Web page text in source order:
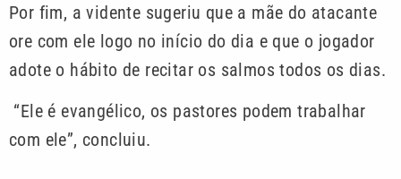
Por fim, a vidente sugeriu que a mãe do atacante
ore com ele logo no início do dia e que o jogador
adote o hábito de recitar os salmos todos os dias.
“Ele é evangélico, os pastores podem trabalhar
com ele”, concluiu.